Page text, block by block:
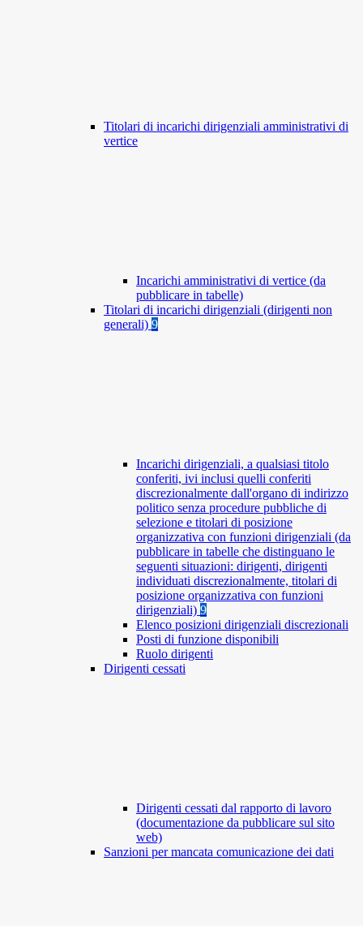
Titolari di incarichi dirigenziali amministrativi di
vertice
Incarichi amministrativi di vertice (da
pubblicare in tabelle)
Titolari di incarichi dirigenziali (dirigenti non
generali) 9
Incarichi dirigenziali, a qualsiasi titolo
conferiti, ivi inclusi quelli conferiti
discrezionalmente dall'organo di indirizzo
politico senza procedure pubbliche di
selezione e titolari di posizione
organizzativa con funzioni dirigenziali (da
pubblicare in tabelle che distinguano le
seguenti situazioni: dirigenti, dirigenti
individuati discrezionalmente, titolari di
posizione organizzativa con funzioni
dirigenziali) 9
Elenco posizioni dirigenziali discrezionali
Posti di funzione disponibili
Ruolo dirigenti
Dirigenti cessati
Dirigenti cessati dal rapporto di lavoro
(documentazione da pubblicare sul sito
web)
Sanzioni per mancata comunicazione dei dati